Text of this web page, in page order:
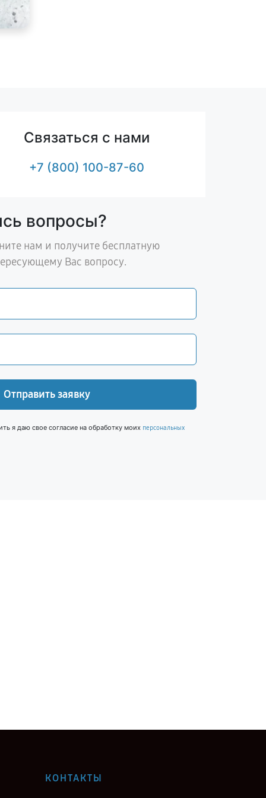
Связаться с нами
+7 (800) 100-87-60
вопросы?
нам и получите бесплатную
Вас вопросу.
Отправить заявку
я даю свое согласие на обработку моих персональных
КОНТАКТЫ